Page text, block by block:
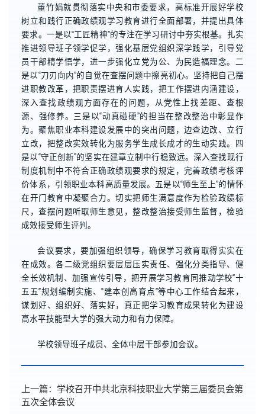
董竹娟就贯彻落实中央和市委要求，高标准开展好学校
树立和践行正确政绩观学习教育进行全面部署，并提出具体
要求。一是以“工匠精神”的专注在学习研讨中夯实根基。扎实
推进领导班子领学促学，强化基层党组织深学践学，引导党
员干部精学悟学，进一步强化立党为公、为民造福理念。二
是以“刀刃向内”的自觉在查摆问题中擦亮初心。坚持把自己摆
进职教改革，把职责摆进育人实践，把工作摆进内涵建设，
深入查找政绩观方面存在的问题，从党性上找差距、查根
源、强修养。三是以“动真碰硬”的担当在整改整治中彰显作
为。聚焦职业本科建设发展中的突出问题，边查边改、立行
立改，把整改实效转化为服务学生成长成才的生动实践。四
是以“守正创新”的坚实在建章立制中行稳致远。深入查找现行
制度机制中不符合正确政绩观要求的规定，完善政绩考核评
价体系，引领职业本科高质量发展。五是以“师生至上”的情怀
在开门教育中凝聚合力。切实把师生满意度作为检验政绩标
尺，查摆问题听取师生意见，整改整治接受师生监督，检验
成效接受师生评判。
会议要求，要加强组织领导，确保学习教育取得实实在
在成效。各二级党组织要层层压实责任、强化分类指导、健
全长效机制、加强宣传引导，把开展学习教育同推动学校“十
五五”规划编制实施、“建本创高育点”等中心工作结合起来，
谋划好、组织好、落实好，真正把学习教育成果转化为建设
高水平技能型大学的强大动力和有力保障。
学校领导班子成员、全体中层干部参加会议。
上一篇： 学校召开中共北京科技职业大学第三届委员会第
五次全体会议